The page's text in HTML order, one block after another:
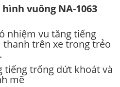
vuông NA-1063
nhiệm vu tăng tiếng
thanh trên xe trong trẻo
tiếng trống dứt khoát và
mẽ